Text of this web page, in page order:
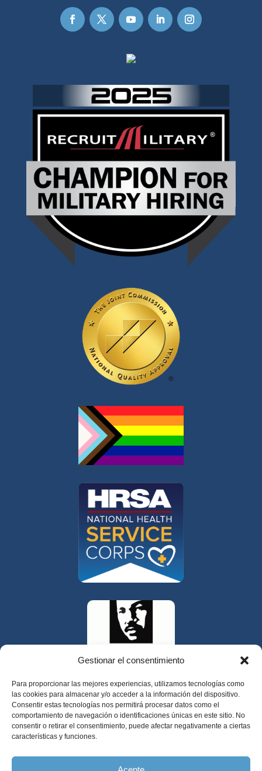
Gestionar el consentimiento
Para proporcionar las mejores experiencias, utilizamos tecnologías como
las cookies para almacenar y/o acceder a la información del dispositivo.
Consentir estas tecnologías nos permitirá procesar datos como el
comportamiento de navegación o identificaciones únicas en este sitio. No
consentir o retirar el consentimiento, puede afectar negativamente a ciertas
características y funciones.
325 W Gowe Street, Kent, Washington 98032